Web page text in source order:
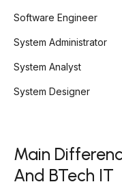
Software Engineer
System Administrator
System Analyst
System Designer
Main
And BTech IT